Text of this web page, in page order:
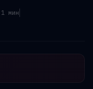
1 мин